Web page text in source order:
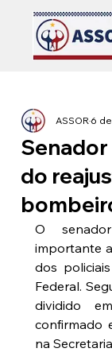
Senador
do
ASSOR6
O
importante
dos
Federal.
dividido
confirmado
na